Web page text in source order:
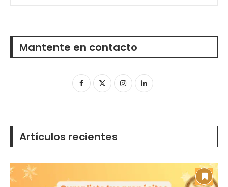
Mantente en contacto
Artículos recientes